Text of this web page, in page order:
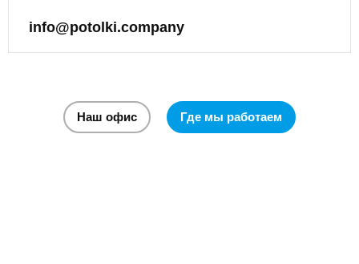
info@potolki.company
Наш офис Где мы работаем